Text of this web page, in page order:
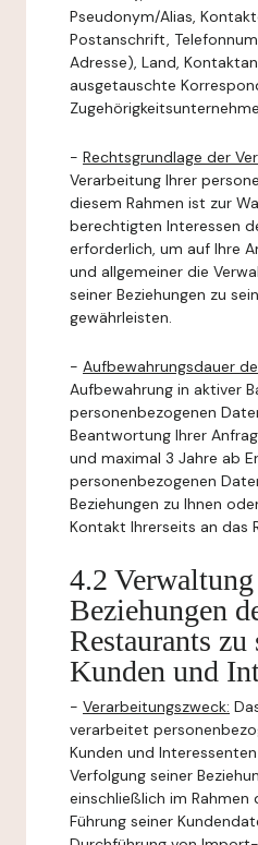
Pseudonym/Alias,
Postanschrift,
Adresse), Land,
ausgetauschte
- Rechtsgrundlage der
Verarbeitung Ihrer
diesem Rahmen ist zur
berechtigten Interessen
erforderlich, um auf Ihre
und allgemeiner die
seiner Beziehungen zu
gewährleisten.
- Aufbewahrungsdauer
Aufbewahrung in aktiver
personenbezogenen
Beantwortung Ihrer
und maximal 3 Jahre ab
personenbezogenen
Beziehungen zu Ihnen
Kontakt Ihrerseits an das
4.2
Beziehungen
Restaurants zu
Kunden und
- Verarbeitungszweck:
verarbeitet
Kunden und
Verfolgung seiner
einschließlich im Rahmen
Führung seiner